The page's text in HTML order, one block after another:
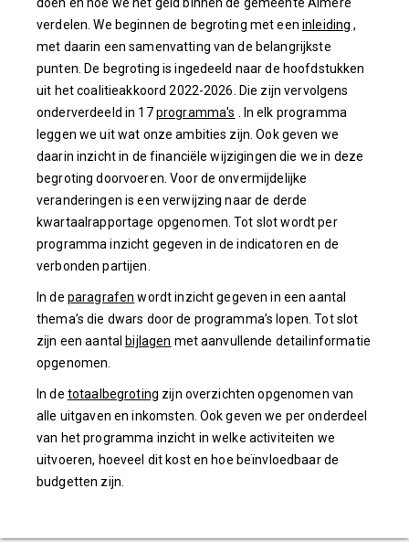
verdelen. We beginnen de begroting met eeninleiding ,
met daarin een samenvatting van de belangrijkste
punten. De begroting is ingedeeld naar de hoofdstukken
uit het coalitieakkoord 2022-2026. Die zijn vervolgens
onderverdeeld in 17programma's
. In elk programma
leggen we uit wat onze ambities zijn. Ook geven we
daarin inzicht in de financiële wijzigingen die we in deze
begroting doorvoeren. Voor de onvermijdelijke
veranderingen is een verwijzing naar de derde
kwartaalrapportage opgenomen. Tot slot wordt per
programma inzicht gegeven in de indicatoren en de
verbonden partijen.
In de paragrafen wordt inzicht gegeven in een aantal
thema’s die dwars door de programma’s lopen. Tot slot
zijn een aantal bijlagen met aanvullende detailinformatie
opgenomen.
In de totaalbegroting zijn overzichten opgenomen van
alle uitgaven en inkomsten. Ook geven we per onderdeel
van het programma inzicht in welke activiteiten we
uitvoeren, hoeveel dit kost en hoe beïnvloedbaar de
budgetten zijn.